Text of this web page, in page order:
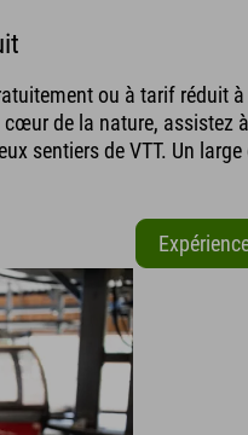
ou à tarif réduit
de la nature, assistez
sentiers de VTT. Un